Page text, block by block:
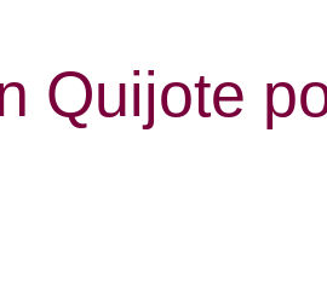
Quijote